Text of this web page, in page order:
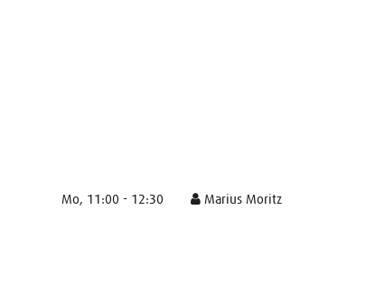
Mo, 11:00 - 12:30 Marius Moritz